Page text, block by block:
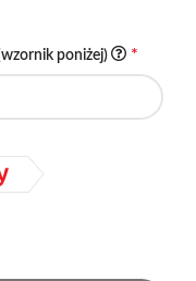
poniżej) *